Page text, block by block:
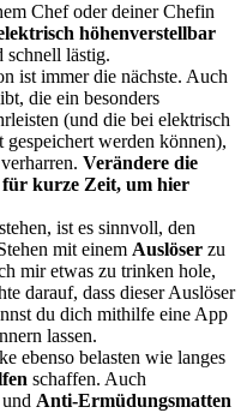
Chef oder deiner Chefin
höhenverstellbar
schnell lästig.
ist immer die nächste. Auch
die ein besonders
(und die bei elektrisch
werden können),
Verändere die
kurze Zeit, um hier
ist es sinnvoll, den
mit einem Auslöser zu
mir etwas zu trinken hole,
darauf, dass dieser Auslöser
du dich mithilfe eine App
lassen.
ebenso belasten wie langes
schaffen. Auch
und Anti-Ermüdungsmatten